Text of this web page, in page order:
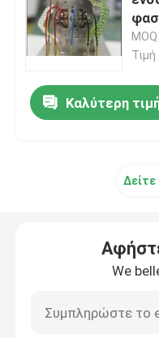
Διπλό
Διασπασμένο
Ακτίνα X
για
Καλύτερη
We